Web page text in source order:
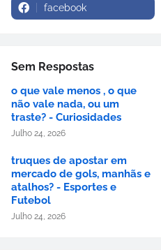
facebook
Sem Respostas
o que vale menos , o que
não vale nada, ou um
traste? - Curiosidades
Julho 24, 2026
truques de apostar em
mercado de gols, manhãs e
atalhos? - Esportes e
Futebol
Julho 24, 2026